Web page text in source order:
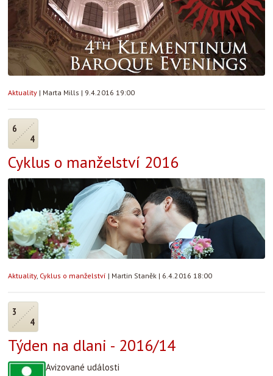
Aktuality | Marta Mills | 9.4.2016 19:00
6
4
Cyklus o manželství 2016
Aktuality, Cyklus o manželství | Martin Staněk | 6.4.2016 18:00
3
4
Týden na dlani - 2016/14
Avizované události